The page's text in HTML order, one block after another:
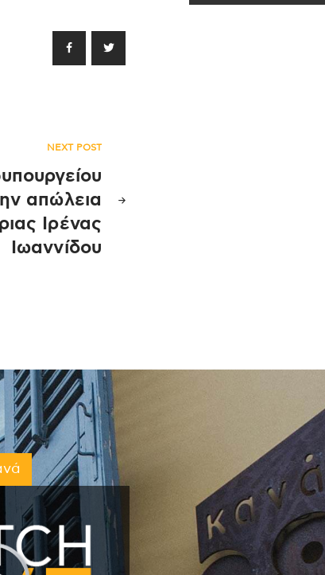
NEXT POST
απώλεια
Ιρένας
Ιωαννίδου